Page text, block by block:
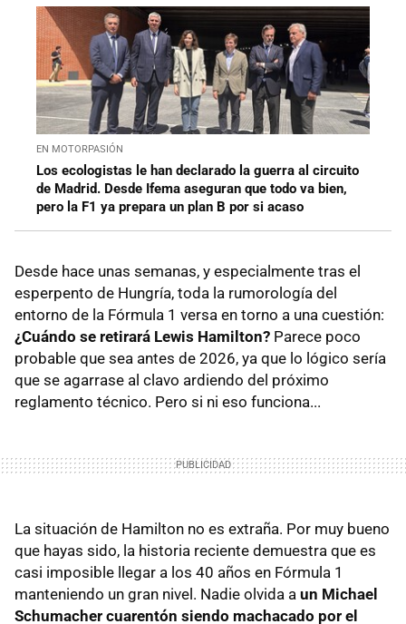
EN MOTORPASIÓN
Los ecologistas le han declarado la guerra al circuito
de Madrid. Desde Ifema aseguran que todo va bien,
pero la F1 ya prepara un plan B por si acaso
Desde hace unas semanas, y especialmente tras el
esperpento de Hungría, toda la rumorología del
entorno de la Fórmula 1 versa en torno a una cuestión:
¿Cuándo se retirará Lewis Hamilton? Parece poco
probable que sea antes de 2026, ya que lo lógico sería
que se agarrase al clavo ardiendo del próximo
reglamento técnico. Pero si ni eso funciona...
La situación de Hamilton no es extraña. Por muy bueno
que hayas sido, la historia reciente demuestra que es
casi imposible llegar a los 40 años en Fórmula 1
manteniendo un gran nivel. Nadie olvida a un Michael
Schumacher cuarentón siendo machacado por el